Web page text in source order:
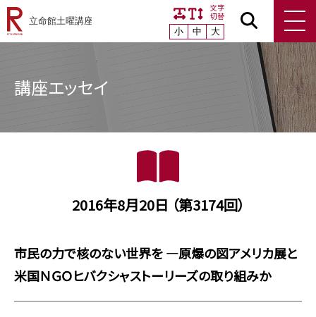
文字
切替
小
中 大
講座エッセイ
2016年8月20日 （第3174回）
市民の力で核のない世界を ―原爆の図アメリカ展と
米国ＮＧＯヒバクシャストーリーズの取り組みか